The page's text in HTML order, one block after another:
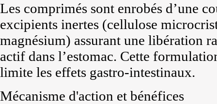
Les comprimés sont enrobés d’une
excipients inertes (cellulose
magnésium) assurant une libération
actif dans l’estomac. Cette
limite les effets gastro-intestinaux.
Mécanisme d'action et bénéfices